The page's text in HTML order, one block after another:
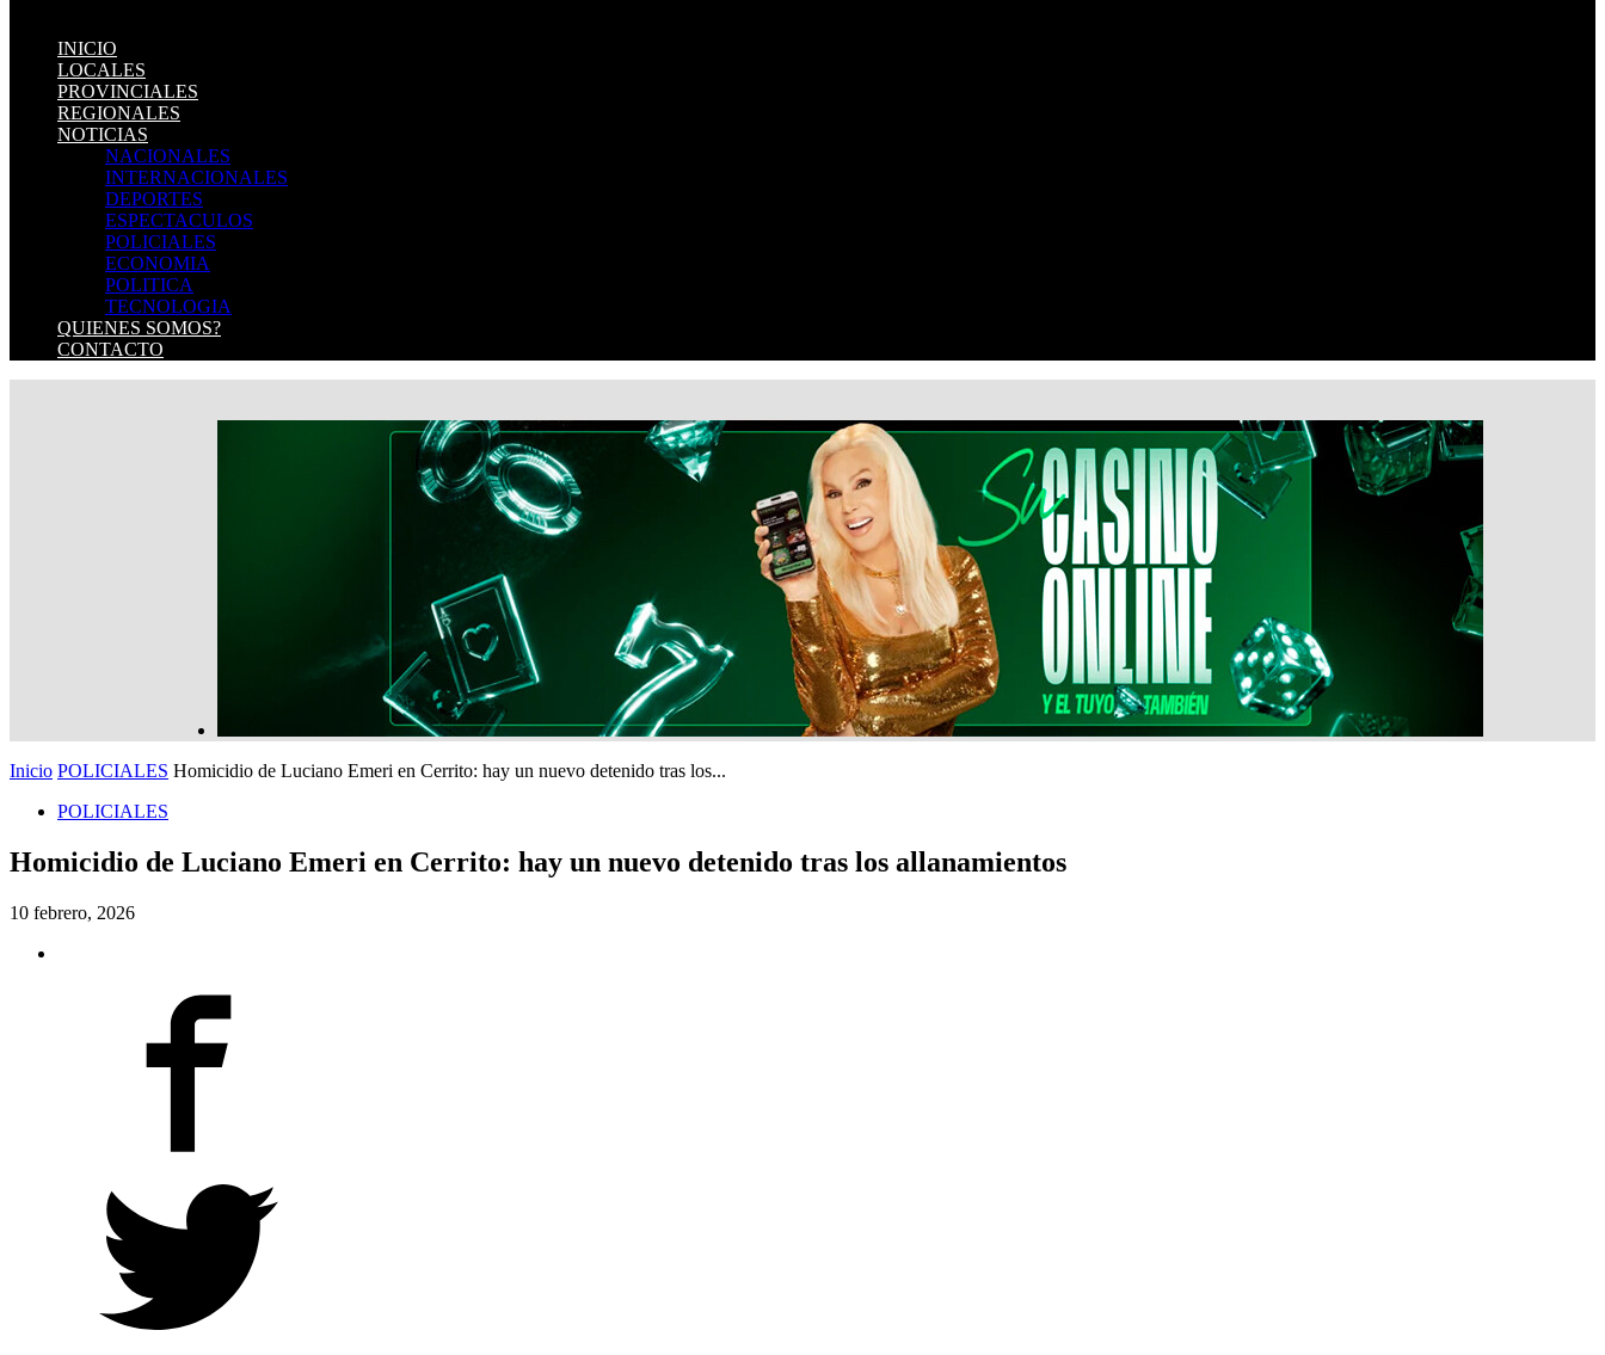
INICIO
LOCALES
PROVINCIALES
REGIONALES
NOTICIAS
NACIONALES
INTERNACIONALES
DEPORTES
ESPECTACULOS
POLICIALES
ECONOMIA
POLITICA
TECNOLOGIA
QUIENES SOMOS?
CONTACTO
Inicio POLICIALES Homicidio de Luciano Emeri en Cerrito: hay un nuevo detenido tras los...
POLICIALES
Homicidio de Luciano Emeri en Cerrito: hay un nuevo detenido tras los allanamientos
10 febrero, 2026